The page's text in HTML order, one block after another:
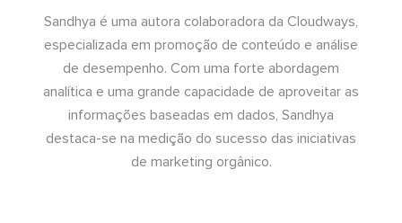
Sandhya é uma autora colaboradora da Cloudways,
especializada em promoção de conteúdo e análise
de desempenho. Com uma forte abordagem
analítica e uma grande capacidade de aproveitar as
informações baseadas em dados, Sandhya
destaca-se na medição do sucesso das iniciativas
de marketing orgânico.